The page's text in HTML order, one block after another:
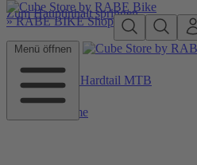
Zum Hauptinhalt springen
»RABE BIKE Shop
Menü öffnen
Zurück zu Hardtail MTB
Home